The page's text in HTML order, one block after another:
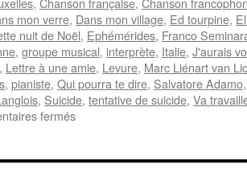
mon verre, Dans mon village, Ed tourpine,
nuit de Noël, Ephémérides, Franco
, groupe musical, interprète, Italie, J'aurais
, Lettre à une amie, Levure, Marc Liénart van
, pianiste, Qui pourra te dire, Salvatore Adamo
, Suicide, tentative de suicide, Va
ferméssur